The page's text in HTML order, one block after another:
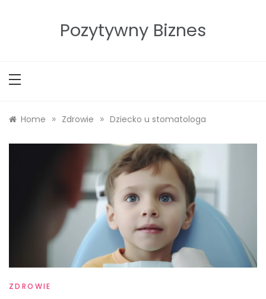
Pozytywny Biznes
Home » Zdrowie » Dziecko u stomatologa
ZDROWIE